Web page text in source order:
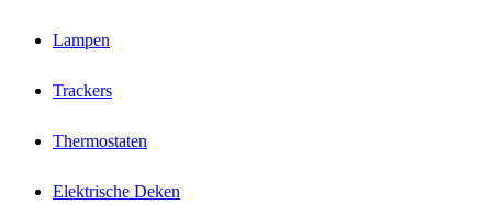
Lampen
Trackers
Thermostaten
Elektrische Deken